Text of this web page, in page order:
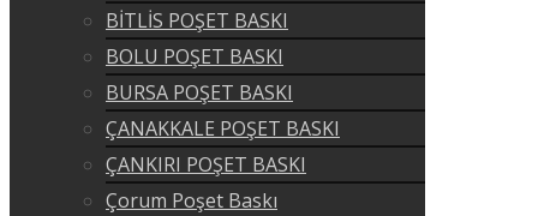
BİTLİS POŞET BASKI
BOLU POŞET BASKI
BURSA POŞET BASKI
ÇANAKKALE POŞET BASKI
ÇANKIRI POŞET BASKI
Çorum Poşet Baskı